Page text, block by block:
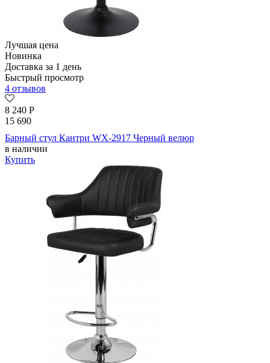
Лучшая цена
Новинка
Доставка за 1 день
Быстрый просмотр
4 отзывов
8 240 Р
15 690
Барный стул Кантри WX-2917 Черный велюр
в наличии
Купить